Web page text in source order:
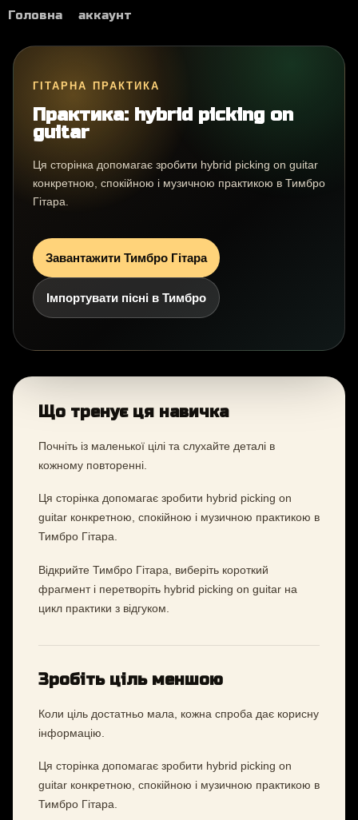
Головна аккаунт
ГІТАРНА ПРАКТИКА
Практика: hybrid picking on
guitar
Ця сторінка допомагає зробити hybrid picking on guitar
конкретною, спокійною і музичною практикою в Тимбро
Гітара.
Завантажити Тимбро Гітара
Імпортувати пісні в Тимбро
Що тренує ця навичка
Почніть із маленької цілі та слухайте деталі в
кожному повторенні.
Ця сторінка допомагає зробити hybrid picking on
guitar конкретною, спокійною і музичною практикою в
Тимбро Гітара.
Відкрийте Тимбро Гітара, виберіть короткий
фрагмент і перетворіть hybrid picking on guitar на
цикл практики з відгуком.
Зробіть ціль меншою
Коли ціль достатньо мала, кожна спроба дає корисну
інформацію.
Ця сторінка допомагає зробити hybrid picking on
guitar конкретною, спокійною і музичною практикою в
Тимбро Гітара.